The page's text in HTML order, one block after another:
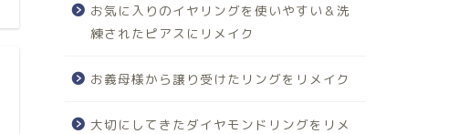
お気に入りのイヤリングを使いやすい＆洗
練されたピアスにリメイク
お義母様から譲り受けたリングをリメイク
大切にしてきたダイヤモンドリングをリメ